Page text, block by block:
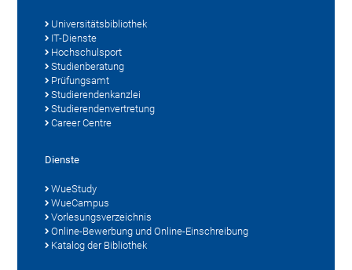
Universitätsbibliothek
IT-Dienste
Hochschulsport
Studienberatung
Prüfungsamt
Studierendenkanzlei
Studierendenvertretung
Career Centre
Dienste
WueStudy
WueCampus
Vorlesungsverzeichnis
Online-Bewerbung und Online-Einschreibung
Katalog der Bibliothek